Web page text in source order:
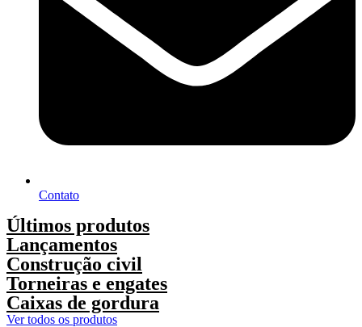
Contato
Últimos produtos
Lançamentos
Construção civil
Torneiras e engates
Caixas de gordura
Ver todos os produtos